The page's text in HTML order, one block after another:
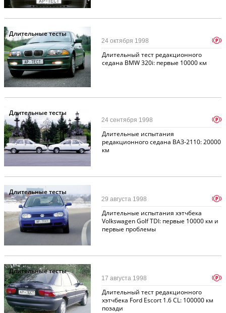
Длительные тесты
Длительный тест редакционного
седана BMW 320i: первые 10000 км
24 октября 1998 p
Длительные тесты
Длительные испытания
редакционного седана ВАЗ-2110: 20000
км
24 сентября 1998 p
Длительные тесты
Длительные испытания хэтчбека
Volkswagen Golf TDI: первые 10000 км и
первые проблемы
29 августа 1998 p
Длительные тесты
Длительный тест редакционного
хэтчбека Ford Escort 1.6 CL: 100000 км
позади
17 августа 1998 p